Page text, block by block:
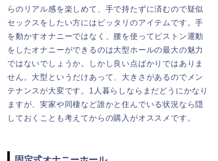
らのリアル感を楽しめて、手で持たずに済むので疑似
セックスをしたい方にはピッタリのアイテムです。手
を動かすオナニーではなく、腰を使ってピストン運動
をしたオナニーができるのは大型ホールの最大の魅力
ではないでしょうか。しかし良い点ばかりではありま
せん。大型というだけあって、大きさがあるのでメン
テナンスが大変です。1人暮らしならまだどうにかなり
ますが、実家や同棲など誰かと住んでいる状況なら隠
しておくことも考えてからの購入がオススメです。